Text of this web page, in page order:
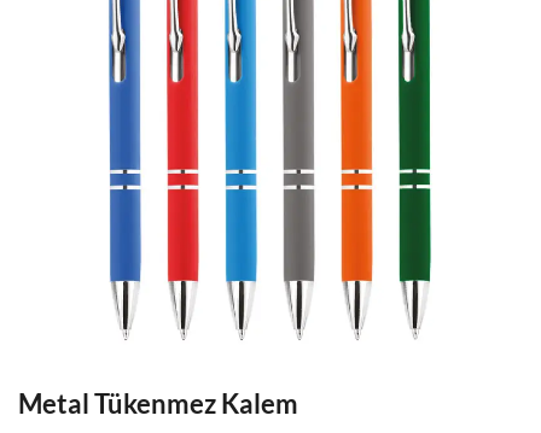
Metal Tükenmez Kalem